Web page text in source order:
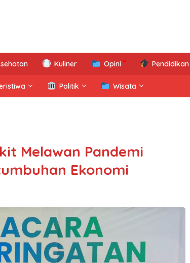
Kuliner Opini Pendidikan
Politik Wisata
Melawan Pandemi
Ekonomi